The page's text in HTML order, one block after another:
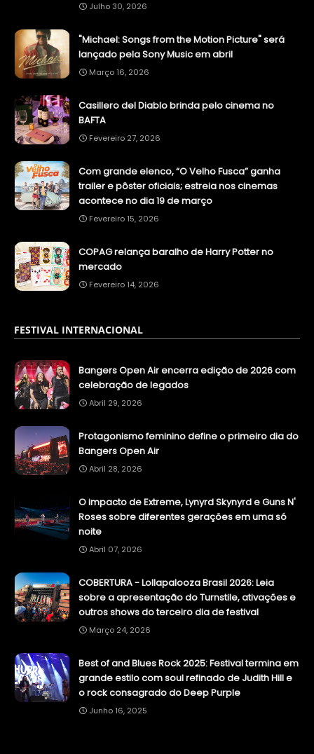
Julho 30, 2026
"Michael: Songs from the Motion Picture" será
lançado pela Sony Music em abril
Março 16, 2026
Casillero del Diablo brinda pelo cinema no
BAFTA
Fevereiro 27, 2026
Com grande elenco, “O Velho Fusca” ganha
trailer e pôster oficiais; estreia nos cinemas
acontece no dia 19 de março
Fevereiro 15, 2026
COPAG relança baralho de Harry Potter no
mercado
Fevereiro 14, 2026
FESTIVAL INTERNACIONAL
Bangers Open Air encerra edição de 2026 com
celebração de legados
Abril 29, 2026
Protagonismo feminino define o primeiro dia do
Bangers Open Air
Abril 28, 2026
O impacto de Extreme, Lynyrd Skynyrd e Guns N'
Roses sobre diferentes gerações em uma só
noite
Abril 07, 2026
COBERTURA - Lollapalooza Brasil 2026: Leia
sobre a apresentação do Turnstile, ativações e
outros shows do terceiro dia de festival
Março 24, 2026
Best of and Blues Rock 2025: Festival termina em
grande estilo com soul refinado de Judith Hill e
o rock consagrado do Deep Purple
Junho 16, 2025